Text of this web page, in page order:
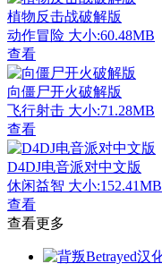
植物反击战破解版
动作冒险 大小:60.48MB
查看
向僵尸开火破解版
飞行射击 大小:71.28MB
查看
D4DJ电音派对中文版
休闲益智 大小:152.41MB
查看
查看更多